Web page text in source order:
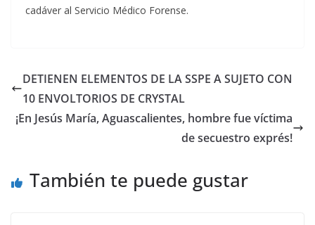
cadáver al Servicio Médico Forense.
DETIENEN ELEMENTOS DE LA SSPE A SUJETO CON
10 ENVOLTORIOS DE CRYSTAL
¡En Jesús María, Aguascalientes, hombre fue víctima
de secuestro exprés!
También te puede gustar